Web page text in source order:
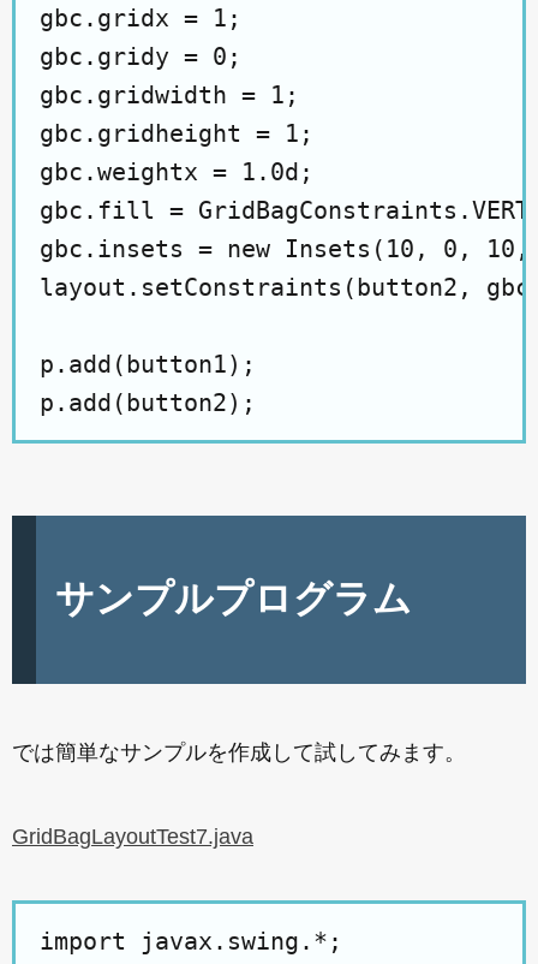
gbc.gridx = 1;
gbc.gridy = 0;
gbc.gridwidth = 1;
gbc.gridheight = 1;
gbc.weightx = 1.0d;
gbc.fill =
gbc.insets = new Insets(10, 0,
layout.setConstraints(button2,
p.add(button1);
サンプルプログラム
では簡単なサンプルを作成して試してみます。
GridBagLayoutTest7.java
import javax.swing.*;